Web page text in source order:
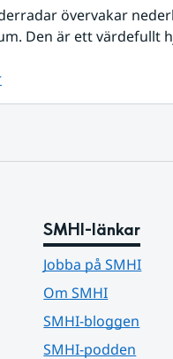
övervakar
Den är ett värdefullt
SMHI-länkar
Jobba på SMHI
Om SMHI
SMHI-bloggen
SMHI-podden